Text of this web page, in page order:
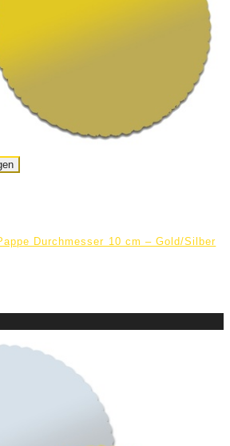
Durchmesser 10 cm – Gold/Silber